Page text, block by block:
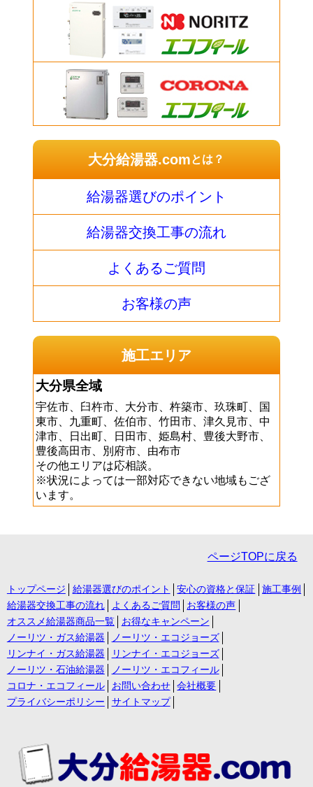
大分給湯器.comとは？
給湯器選びのポイント
給湯器交換工事の流れ
よくあるご質問
お客様の声
施工エリア
大分県全域
宇佐市、臼杵市、大分市、杵築市、玖珠町、国
東市、九重町、佐伯市、竹田市、津久見市、中
津市、日出町、日田市、姫島村、豊後大野市、
豊後高田市、別府市、由布市
その他エリアは応相談。
※状況によっては一部対応できない地域もござ
います。
ページTOPに戻る
トップページ 給湯器選びのポイント 安心の資格と保証
施工事例
給湯器交換工事の流れ
よくあるご質問
お客様の声
オススメ給湯器商品一覧
お得なキャンペーン
ノーリツ・ガス給湯器
ノーリツ・エコジョーズ
リンナイ・ガス給湯器
リンナイ・エコジョーズ
ノーリツ・石油給湯器
ノーリツ・エコフィール
コロナ・エコフィール
お問い合わせ
会社概要
プライバシーポリシー
サイトマップ